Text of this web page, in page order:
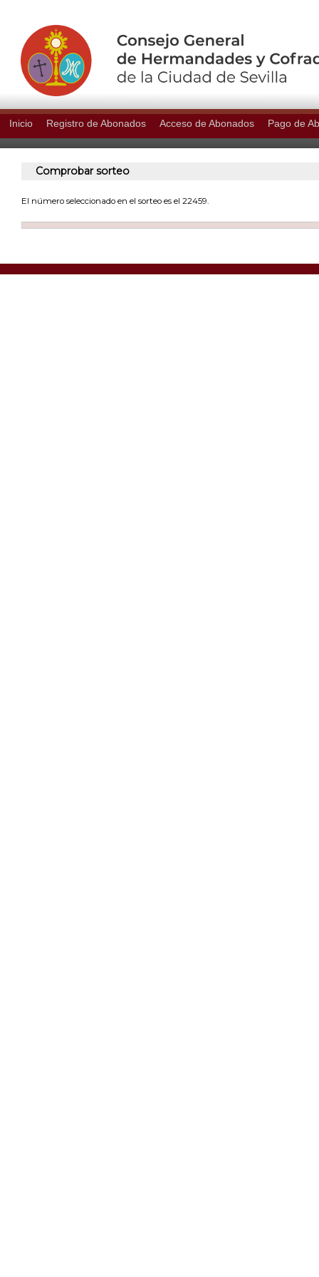
Inicio Registro de Abonados Acceso de Abonados Pago de
Comprobar sorteo
El número seleccionado en el sorteo es el 22459.